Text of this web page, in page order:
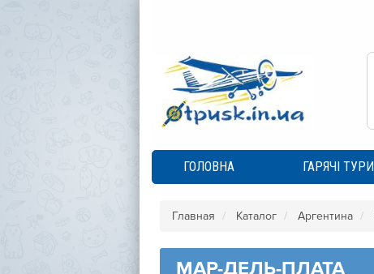
ГОЛОВНА ГАРЯЧІ ТУРИ
Главная Каталог Аргентина
МАР-ДЕЛЬ-ПЛАТА